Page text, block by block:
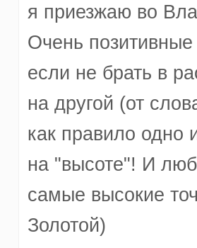
я приезжаю во
Очень позитивные
если не брать в
на другой (от
как правило одно
на "высоте"! И
самые высокие
Золотой)